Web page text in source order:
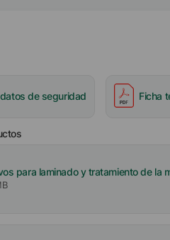
de seguridad Ficha
para laminado y tratamiento de la